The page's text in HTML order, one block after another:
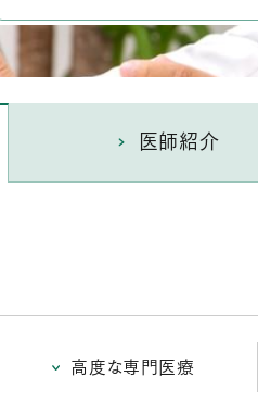
医師紹介
高度な専門医療